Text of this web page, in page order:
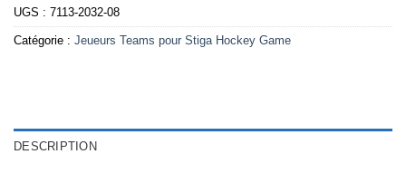
UGS : 7113-2032-08
Catégorie : Jeueurs Teams pour Stiga Hockey Game
DESCRIPTION